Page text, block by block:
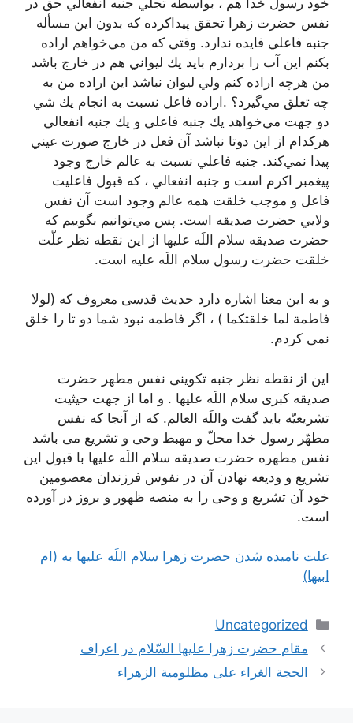
نفس حضرت زهرا تحقق پيداكرده كه بدون اين مسأله
جنبه فاعلي فايده ندارد. وقتي كه من مي‌خواهم اراده
بكنم اين آب را بردارم بايد يك ليواني هم در خارج باشد
من هرچه اراده كنم ولي ليوان نباشد اين اراده من به
چه تعلق مي‌گيرد؟‌ .اراده فاعل نسبت به انجام يك شي
دو جهت مي‌خواهد يك جنبه فاعلي و يك جنبه انفعالي
هركدام از اين دوتا نباشد آن فعل در خارج صورت عيني
پيدا نمي‌كند. جنبه فاعلي نسبت به عالم خارج وجود
پيغمبر اكرم است و جنبه انفعالي ، که قبول فاعلیت
فاعل و موجب خلقت همه عالم وجود است آن نفس
ولايي حضرت صديقه است. پس مي‌توانيم بگوييم كه
حضرت صديقه سلام اللَه عليها از اين نقطه نظر علّت
خلقت حضرت رسول سلام اللَه عليه است.
و به این معنا اشاره دارد حدیث قدسی معروف که (لولا
فاطمة لما خلقتکما ) ، اگر فاطمه نبود شما دو تا را خلق
نمی کردم.
این از نقطه نظر جنبه تکوینی نفس مطهر حضرت
صدیقه کبری سلام اللَه علیها . و اما از جهت حیثیت
تشریعیّه باید گفت واللَه العالم. که از آنجا که نفس
مطهّر رسول خدا محلّ و مهبط وحی و تشریع می باشد
نفس مطهره حضرت صدیقه سلام اللَه علیها با قبول این
تشریع و ودیعه نهادن آن در نفوس فرزندان معصومین
خود آن تشریع و وحی را به منصه ظهور و بروز در آورده
است.
علت نامیده شدن حضرت زهرا سلام اللَه عليها به (ام
ابیها)
دسته‌ها
Uncategorized
ناوبری
نوشته‌ها
مقام حضرت زهرا عليها السّلام در اعراف
الحجة الغراء علی مظلومیة الزهراء